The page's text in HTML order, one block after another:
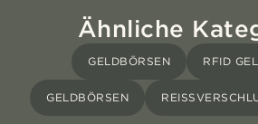
Ähnliche
GELDBÖRSEN RFID
GELDBÖRSEN